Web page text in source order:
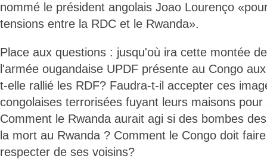
nommé le président angolais Joao Lourenço
tensions entre la RDC et le Rwanda».
Place aux questions : jusqu'où ira cette montée
l'armée ougandaise UPDF présente au Congo
t-elle rallié les RDF? Faudra-t-il accepter ces
congolaises terrorisées fuyant leurs maisons
Comment le Rwanda aurait agi si des bombes
la mort au Rwanda ? Comment le Congo doit
respecter de ses voisins?